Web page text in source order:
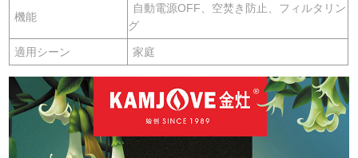
機能
自動電源OFF、空焚き防止、フィルタリン
グ
適用シーン 家庭